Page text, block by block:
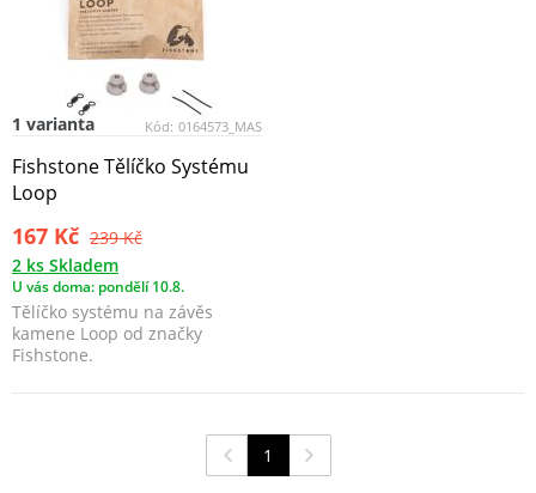
Kód: 0164573_MAS
1 varianta
Fishstone Tělíčko Systému
Loop
167 Kč 239 Kč
2 ks Skladem
U vás doma: pondělí 10.8.
Tělíčko systému na závěs
kamene Loop od značky
Fishstone.
1